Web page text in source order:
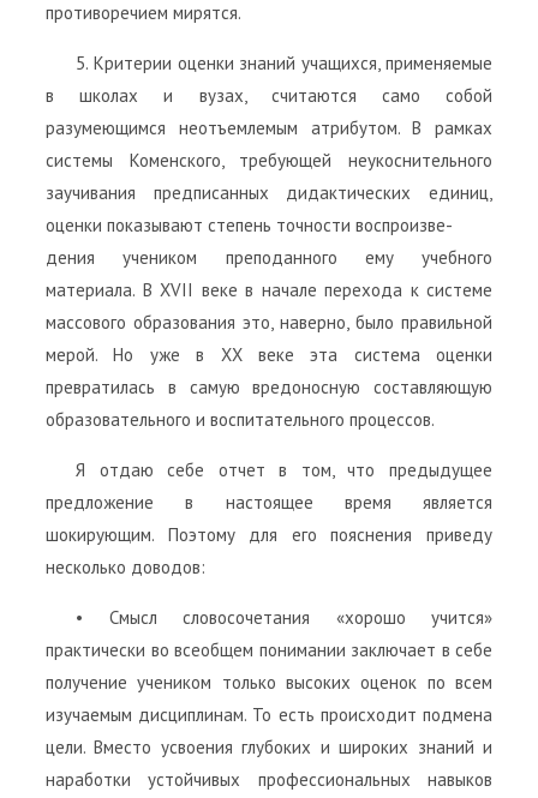
противоречием мирятся.
5. Критерии оценки знаний учащихся, применяемые
в школах и вузах, считаются само собой
разумеющимся неотъемлемым атрибутом. В рамках
системы Коменского, требующей неукоснительного
заучивания предписанных дидактических единиц,
оценки показывают степень точности воспроизве-
дения учеником преподанного ему учебного
материала. В XVII веке в начале перехода к системе
массового образования это, наверно, было правильной
мерой. Но уже в ХХ веке эта система оценки
превратилась в самую вредоносную составляющую
образовательного и воспитательного процессов.
Я отдаю себе отчет в том, что предыдущее
предложение в настоящее время является
шокирующим. Поэтому для его пояснения приведу
несколько доводов:
• Смысл словосочетания «хорошо учится»
практически во всеобщем понимании заключает в себе
получение учеником только высоких оценок по всем
изучаемым дисциплинам. То есть происходит подмена
цели. Вместо усвоения глубоких и широких знаний и
наработки устойчивых профессиональных навыков